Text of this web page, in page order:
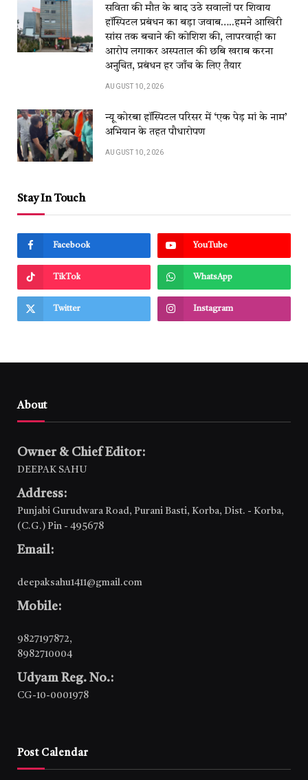
सविता की मौत के बाद उठे सवालों पर शिवाय
हॉस्पिटल प्रबंधन का बड़ा जवाब…..हमने आखिरी
सांस तक बचाने की कोशिश की, लापरवाही का
आरोप लगाकर अस्पताल की छबि खराब करना
अनुचित, प्रबंधन हर जाँच के लिए तैयार
AUGUST 10, 2026
न्यू कोरबा हॉस्पिटल परिसर में ‘एक पेड़ मां के नाम’
अभियान के तहत पौधारोपण
AUGUST 10, 2026
Stay In Touch
Facebook YouTube
TikTok WhatsApp
Twitter Instagram
About
Owner & Chief Editor:
DEEPAK SAHU
Address:
Punjabi Gurudwara Road, Purani Basti, Korba, Dist. - Korba,
(C.G.) Pin - 495678
Email:
deepaksahu1411@gmail.com
Mobile:
9827197872,
8982710004
Udyam Reg. No.:
CG-10-0001978
Post Calendar